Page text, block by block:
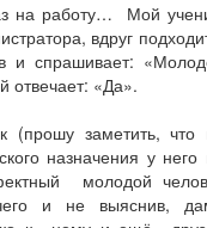
на работу… Мой
вдруг
и спрашивает:
отвечает: «Да».
(прошу заметить, что
назначения у него
молодой
и не выяснив,